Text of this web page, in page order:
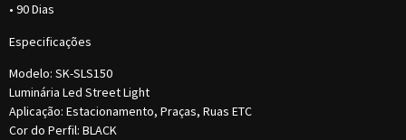
• 90 Dias
Especificações
Modelo: SK-SLS150
Luminária Led Street Light
Aplicação: Estacionamento, Praças, Ruas ETC
Cor do Perfil: BLACK